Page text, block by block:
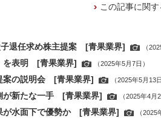
この記事に関
退任求め株主提案 [青果業界] （
を表明 [青果業界] （2025年5月7日）
案の説明会 [青果業界] （2025年5月13
が新たな一手 [青果業界] （2025年4月
が水面下で優勢か [青果業界] （2025